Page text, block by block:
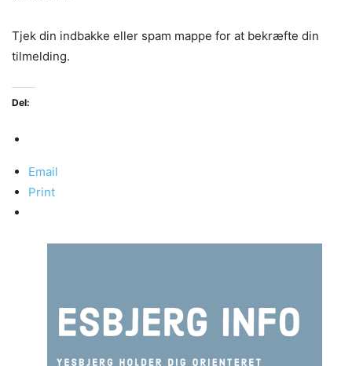
Tjek din indbakke eller spam mappe for at bekræfte din
tilmelding.
Del:
Email
Print